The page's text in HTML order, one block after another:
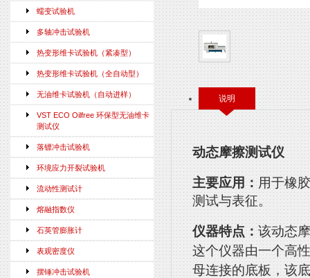
蠕变试验机
多轴冲击试验机
热变形维卡试验机（紧凑型）
热变形维卡试验机（全自动型）
无油维卡试验机（自动进样）
VST ECO Oilfree 环保型无油维卡
测试仪
落镖冲击试验机
环境应力开裂试验机
流动性测试计
熔融指数仪
石英管膨胀计
表观密度仪
摆锤冲击试验机
说明
动态摩擦测试仪
主要应用：用于橡
测试与表征。
仪器特点：该动态
这个仪器由一个高
母连接的底板，该